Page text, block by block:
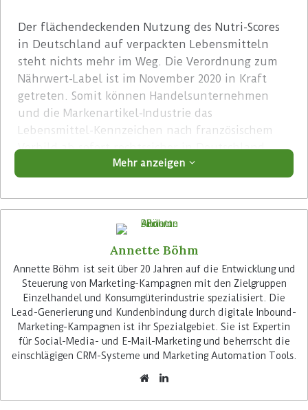
Der flächendeckenden Nutzung des Nutri-Scores
in Deutschland auf verpackten Lebensmitteln
steht nichts mehr im Weg. Die Verordnung zum
Nährwert-Label ist im November 2020 in Kraft
getreten. Somit können Handelsunternehmen
und die Markenartikel-Industrie das
Lebensmittel-Kennzeichen nach französischem
Vorbild ab sofort rechtssicher in Deutschland
Advertisement
Der Nutri-Score soll Verbrauchern als
Orientierung dienen und helfen, gesündere
Lebensmittel auf einen Blick zu erkennen. Dieser
Shopper in Deutschland finden das neue Nutri-
Score-Logo gut, hat eine repräsentative Umfrage
Mehr anzeigen
Annette Böhm
Annette Böhm ist seit über 20 Jahren auf die Entwicklung und
Steuerung von Marketing-Kampagnen mit den Zielgruppen
Einzelhandel und Konsumgüterindustrie spezialisiert. Die
Lead-Generierung und Kundenbindung durch digitale Inbound-
Marketing-Kampagnen ist ihr Spezialgebiet. Sie ist Expertin
für Social-Media- und E-Mail-Marketing und beherrscht die
einschlägigen CRM-Systeme und Marketing Automation Tools.